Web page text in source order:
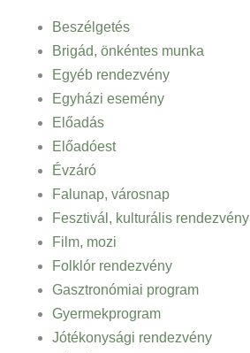
Beszélgetés
Brigád, önkéntes munka
Egyéb rendezvény
Egyházi esemény
Előadás
Előadóest
Évzáró
Falunap, városnap
Fesztivál, kulturális rendezvény
Film, mozi
Folklór rendezvény
Gasztronómiai program
Gyermekprogram
Jótékonysági rendezvény